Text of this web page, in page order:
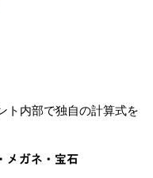
ト内部で独自の計算式を